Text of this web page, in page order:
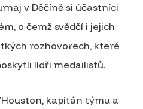
v Děčíně si účastníci
o čemž svědčí i jejich
rozhovorech, které
lídři medailistů.
kapitán týmu a